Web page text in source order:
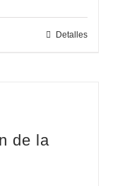
Detalles
de la